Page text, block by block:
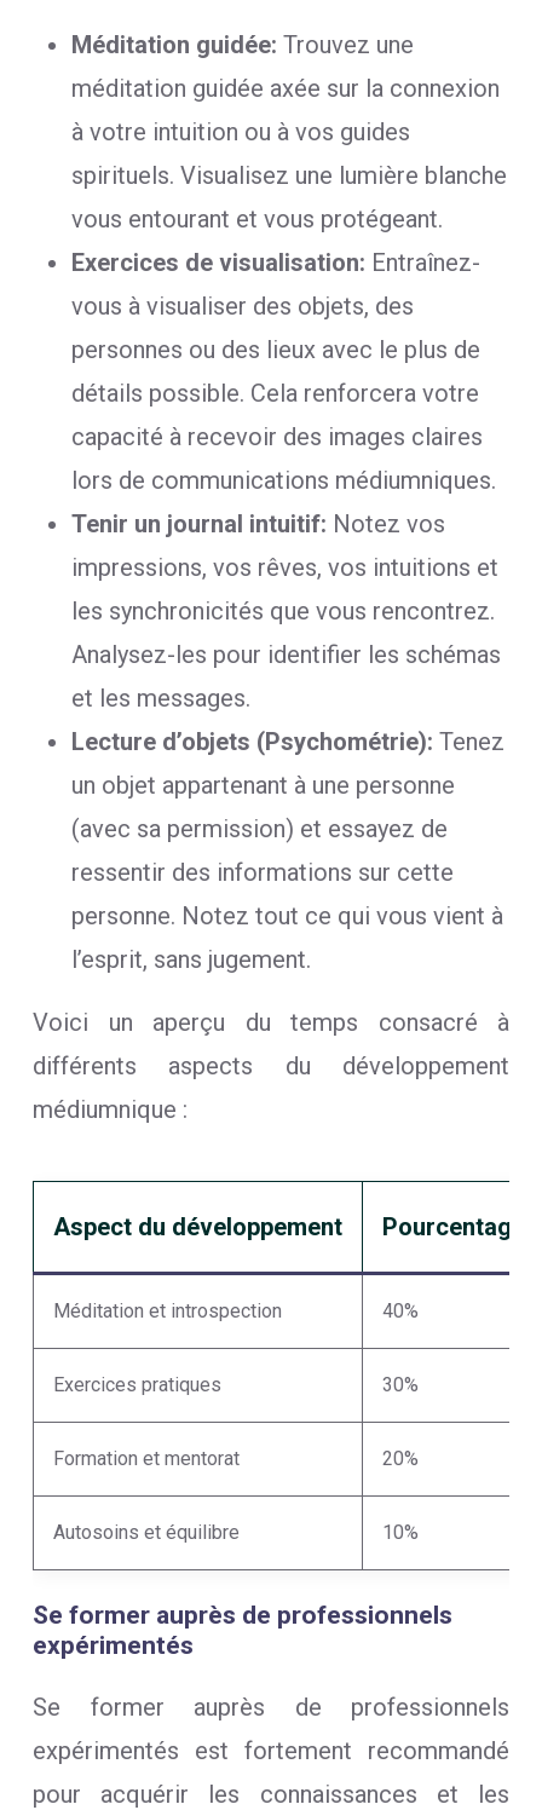
Méditation guidée: Trouvez une
méditation guidée axée sur la connexion
à votre intuition ou à vos guides
spirituels. Visualisez une lumière blanche
vous entourant et vous protégeant.
Exercices de visualisation: Entraînez-
vous à visualiser des objets, des
personnes ou des lieux avec le plus de
détails possible. Cela renforcera votre
capacité à recevoir des images claires
lors de communications médiumniques.
Tenir un journal intuitif: Notez vos
impressions, vos rêves, vos intuitions et
les synchronicités que vous rencontrez.
Analysez-les pour identifier les schémas
et les messages.
Lecture d’objets (Psychométrie): Tenez
un objet appartenant à une personne
(avec sa permission) et essayez de
ressentir des informations sur cette
personne. Notez tout ce qui vous vient à
l’esprit, sans jugement.
Voici un aperçu du temps consacré à
différents aspects du développement
médiumnique :
Aspect du développement Pourcentage
Méditation et introspection 40%
Exercices pratiques 30%
Formation et mentorat 20%
Autosoins et équilibre 10%
Se former auprès de professionnels
expérimentés
Se former auprès de professionnels
expérimentés est fortement recommandé
pour acquérir les connaissances et les